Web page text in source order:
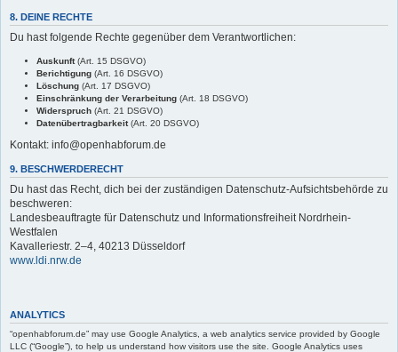
8. DEINE RECHTE
Du hast folgende Rechte gegenüber dem Verantwortlichen:
Auskunft(Art. 15 DSGVO)
Berichtigung (Art. 16 DSGVO)
Löschung (Art. 17 DSGVO)
Einschränkung der Verarbeitung (Art. 18 DSGVO)
Widerspruch (Art. 21 DSGVO)
Datenübertragbarkeit(Art. 20 DSGVO)
Kontakt: info@openhabforum.de
9. BESCHWERDERECHT
Du hast das Recht, dich bei der zuständigen Datenschutz-Aufsichtsbehörde zu
beschweren:
Landesbeauftragte für Datenschutz und Informationsfreiheit Nordrhein-
Westfalen
Kavalleriestr. 2–4, 40213 Düsseldorf
www.ldi.nrw.de
ANALYTICS
“openhabforum.de” may use Google Analytics, a web analytics service provided by Google
LLC (“Google”), to help us understand how visitors use the site. Google Analytics uses